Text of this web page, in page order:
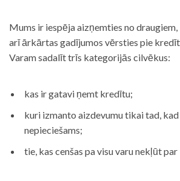
Mums ir iespēja aizņemties no
arī ārkārtas gadījumos vērsties pie
Varam sadalīt trīs kategorijās cilvēkus:
kas ir gatavi ņemt kredītu;
kuri izmanto aizdevumu tikai tad,
nepieciešams;
tie, kas cenšas pa visu varu nekļūt